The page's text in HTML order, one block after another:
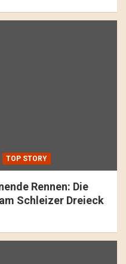
TOP STORY
Rennen: Die
Schleizer Dreieck